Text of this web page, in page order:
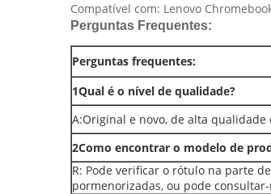
Compatível com: Lenovo
Perguntas Frequentes:
Perguntas frequentes:
1Qual é o nível de qualidade?
A:Original e novo, de alta qualidade
2Como encontrar o modelo de
R: Pode verificar o rótulo na parte
pormenorizadas, ou pode consultar-